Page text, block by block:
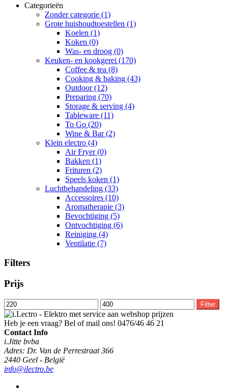
Categorieën
Zonder categorie (1)
Grote huishoudtoestellen (1)
Koelen (1)
Koken (0)
Was- en droog (0)
Keuken- en kookgerei (170)
Coffee & tea (8)
Cooking & baking (43)
Outdoor(12)
Preparing (70)
Storage & serving (4)
Tableware (11)
To Go (20)
Wine & Bar(2)
Klein electro (4)
Air Fryer(0)
Bakken (1)
Frituren (2)
Speels koken (1)
Luchtbehandeling (33)
Accessoires (10)
Aromatherapie (3)
Bevochtiging (5)
Ontvochtiging (6)
Reiniging (4)
Ventilatie (7)
Filters
Prijs
Min.
prijs
Max.
prijs
Filter
Heb je een vraag? Bel of mail ons! 0476/46 46 21
Contact Info
i.Jitte bvba
Adres: Dr. Van de Perrestraat 366
2440 Geel - België
info@ilectro.be